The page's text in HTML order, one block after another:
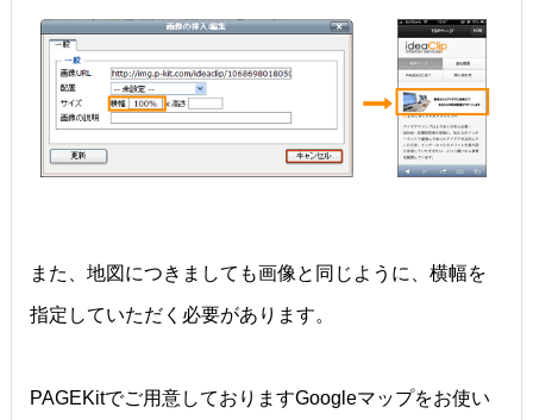
また、地図につきましても画像と同じように、横幅を
指定していただく必要があります。
PAGEKitでご用意しておりますGoogleマップをお使い